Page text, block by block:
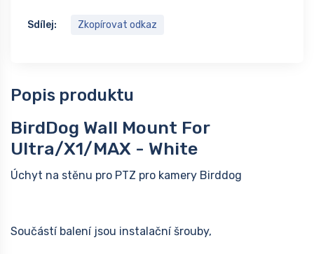
Sdílej: Zkopírovat odkaz
Popis produktu
BirdDog Wall Mount For
Ultra/X1/MAX - White
Úchyt na stěnu pro PTZ pro kamery Birddog
Součástí balení jsou instalační šrouby,